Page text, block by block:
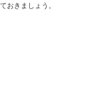
おきましょう。